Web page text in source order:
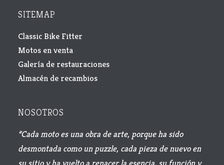
SITEMAP
Classic Bike Fitter
Motos en venta
Galería de restauraciones
Almacén de recambios
NOSOTROS
“Cada moto es una obra de arte, porque ha sido
desmontada como un puzzle, cada pieza de nuevo en